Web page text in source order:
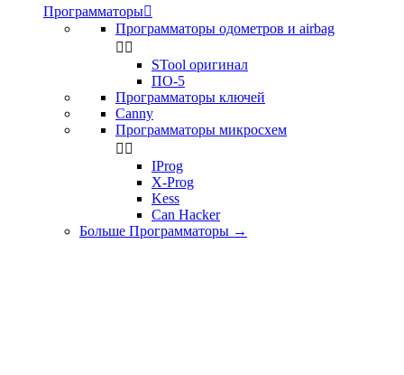
Программаторы
Программаторы одометров и airbag
 
STool оригинал
ПО-5
Программаторы ключей
Canny
Программаторы микросхем
 
IProg
X-Prog
Kess
Can Hacker
Больше Программаторы →